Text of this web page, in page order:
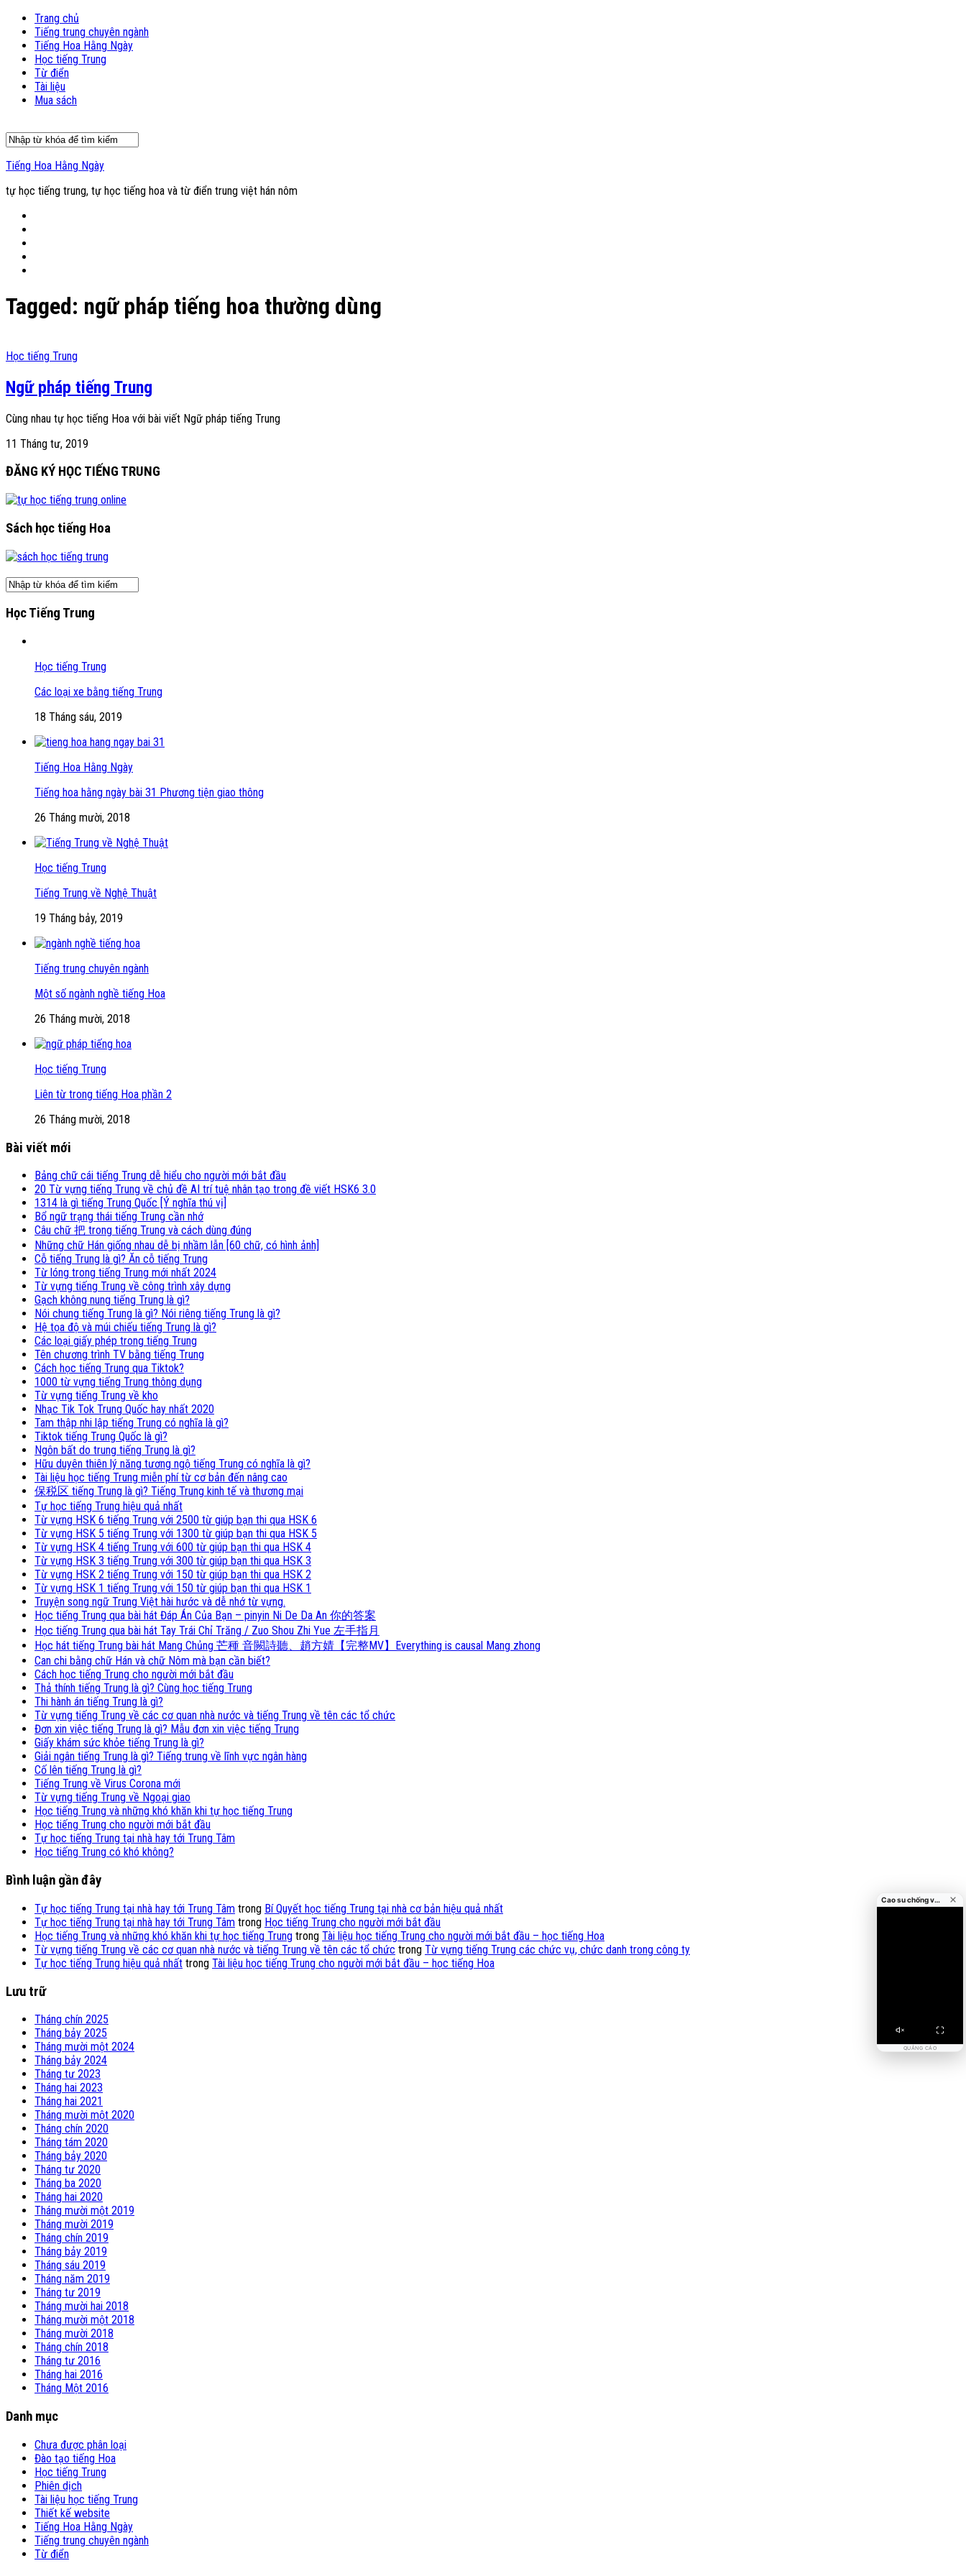
Trang chủ
Tiếng trung chuyên ngành
Tiếng Hoa Hằng Ngày
Học tiếng Trung
Từ điển
Tài liệu
Mua sách
Tiếng Hoa Hằng Ngày
tự học tiếng trung, tự học tiếng hoa và từ điển trung việt hán nôm
Tagged: ngữ pháp tiếng hoa thường dùng
Học tiếng Trung
Ngữ pháp tiếng Trung
Cùng nhau tự học tiếng Hoa với bài viết Ngữ pháp tiếng Trung
11 Tháng tư, 2019
ĐĂNG KÝ HỌC TIẾNG TRUNG
Sách học tiếng Hoa
Học Tiếng Trung
Học tiếng Trung
Các loại xe bằng tiếng Trung
18 Tháng sáu, 2019
Tiếng Hoa Hằng Ngày
Tiếng hoa hằng ngày bài 31 Phương tiện giao thông
26 Tháng mười, 2018
Học tiếng Trung
Tiếng Trung về Nghệ Thuật
19 Tháng bảy, 2019
Tiếng trung chuyên ngành
Một số ngành nghề tiếng Hoa
26 Tháng mười, 2018
Học tiếng Trung
Liên từ trong tiếng Hoa phần 2
26 Tháng mười, 2018
Bài viết mới
Bảng chữ cái tiếng Trung dễ hiểu cho người mới bắt đầu
20 Từ vựng tiếng Trung về chủ đề AI trí tuệ nhân tạo trong đề viết HSK6 3.0
1314 là gì tiếng Trung Quốc [Ý nghĩa thú vị]
Bổ ngữ trạng thái tiếng Trung cần nhớ
Câu chữ 把 trong tiếng Trung và cách dùng đúng
Những chữ Hán giống nhau dễ bị nhầm lẫn [60 chữ, có hình ảnh]
Cỗ tiếng Trung là gì? Ăn cỗ tiếng Trung
Từ lóng trong tiếng Trung mới nhất 2024
Từ vựng tiếng Trung về công trình xây dựng
Gạch không nung tiếng Trung là gì?
Nói chung tiếng Trung là gì? Nói riêng tiếng Trung là gì?
Hệ tọa độ và múi chiếu tiếng Trung là gì?
Các loại giấy phép trong tiếng Trung
Tên chương trình TV bằng tiếng Trung
Cách học tiếng Trung qua Tiktok?
1000 từ vựng tiếng Trung thông dụng
Từ vựng tiếng Trung về kho
Nhạc Tik Tok Trung Quốc hay nhất 2020
Tam thập nhi lập tiếng Trung có nghĩa là gì?
Tiktok tiếng Trung Quốc là gì?
Ngôn bất do trung tiếng Trung là gì?
Hữu duyên thiên lý năng tương ngộ tiếng Trung có nghĩa là gì?
Tài liệu học tiếng Trung miễn phí từ cơ bản đến nâng cao
保税区 tiếng Trung là gì? Tiếng Trung kinh tế và thương mại
Tự học tiếng Trung hiệu quả nhất
Từ vựng HSK 6 tiếng Trung với 2500 từ giúp bạn thi qua HSK 6
Từ vựng HSK 5 tiếng Trung với 1300 từ giúp bạn thi qua HSK 5
Từ vựng HSK 4 tiếng Trung với 600 từ giúp bạn thi qua HSK 4
Từ vựng HSK 3 tiếng Trung với 300 từ giúp bạn thi qua HSK 3
Từ vựng HSK 2 tiếng Trung với 150 từ giúp bạn thi qua HSK 2
Từ vựng HSK 1 tiếng Trung với 150 từ giúp bạn thi qua HSK 1
Truyện song ngữ Trung Việt hài hước và dễ nhớ từ vựng.
Học tiếng Trung qua bài hát Đáp Án Của Bạn – pinyin Ni De Da An 你的答案
Học tiếng Trung qua bài hát Tay Trái Chỉ Trăng / Zuo Shou Zhi Yue 左手指月
Học hát tiếng Trung bài hát Mang Chủng 芒種 音闕詩聽、趙方婧【完整MV】Everything is causal Mang zhong
Can chi bằng chữ Hán và chữ Nôm mà bạn cần biết?
Cách học tiếng Trung cho người mới bắt đầu
Thả thính tiếng Trung là gì? Cùng học tiếng Trung
Thi hành án tiếng Trung là gì?
Từ vựng tiếng Trung về các cơ quan nhà nước và tiếng Trung về tên các tổ chức
Đơn xin việc tiếng Trung là gì? Mẫu đơn xin việc tiếng Trung
Giấy khám sức khỏe tiếng Trung là gì?
Giải ngân tiếng Trung là gì? Tiếng trung về lĩnh vực ngân hàng
Cố lên tiếng Trung là gì?
Tiếng Trung về Virus Corona mới
Từ vựng tiếng Trung về Ngoại giao
Học tiếng Trung và những khó khăn khi tự học tiếng Trung
Học tiếng Trung cho người mới bắt đầu
Tự học tiếng Trung tại nhà hay tới Trung Tâm
Học tiếng Trung có khó không?
Bình luận gần đây
Tự học tiếng Trung tại nhà hay tới Trung Tâm trong Bí Quyết học tiếng Trung tại nhà cơ bản hiệu quả nhất
Tự học tiếng Trung tại nhà hay tới Trung Tâm trong Học tiếng Trung cho người mới bắt đầu
Học tiếng Trung và những khó khăn khi tự học tiếng Trung trong Tài liệu học tiếng Trung cho người mới bắt đầu – học tiếng Hoa
Từ vựng tiếng Trung về các cơ quan nhà nước và tiếng Trung về tên các tổ chức trong Từ vựng tiếng Trung các chức vụ, chức danh trong công ty
Tự học tiếng Trung hiệu quả nhất trong Tài liệu học tiếng Trung cho người mới bắt đầu – học tiếng Hoa
Lưu trữ
Tháng chín 2025
Tháng bảy 2025
Tháng mười một 2024
Tháng bảy 2024
Tháng tư 2023
Tháng hai 2023
Tháng hai 2021
Tháng mười một 2020
Tháng chín 2020
Tháng tám 2020
Tháng bảy 2020
Tháng tư 2020
Tháng ba 2020
Tháng hai 2020
Tháng mười một 2019
Tháng mười 2019
Tháng chín 2019
Tháng bảy 2019
Tháng sáu 2019
Tháng năm 2019
Tháng tư 2019
Tháng mười hai 2018
Tháng mười một 2018
Tháng mười 2018
Tháng chín 2018
Tháng tư 2016
Tháng hai 2016
Tháng Một 2016
Danh mục
Chưa được phân loại
Đào tạo tiếng Hoa
Học tiếng Trung
Phiên dịch
Tài liệu học tiếng Trung
Thiết kế website
Tiếng Hoa Hằng Ngày
Tiếng trung chuyên ngành
Từ điển
Cao su chống va đập cửa
QUẢNG CÁO